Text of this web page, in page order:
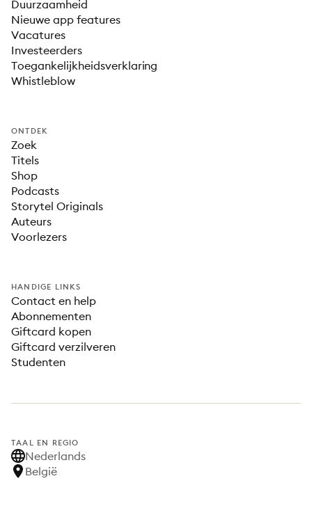
Duurzaamheid
Nieuwe app features
Vacatures
Investeerders
Toegankelijkheidsverklaring
Whistleblow
ONTDEK
Zoek
Titels
Shop
Podcasts
Storytel Originals
Auteurs
Voorlezers
HANDIGE LINKS
Contact en help
Abonnementen
Giftcard kopen
Giftcard verzilveren
Studenten
TAAL EN REGIO
Nederlands
België